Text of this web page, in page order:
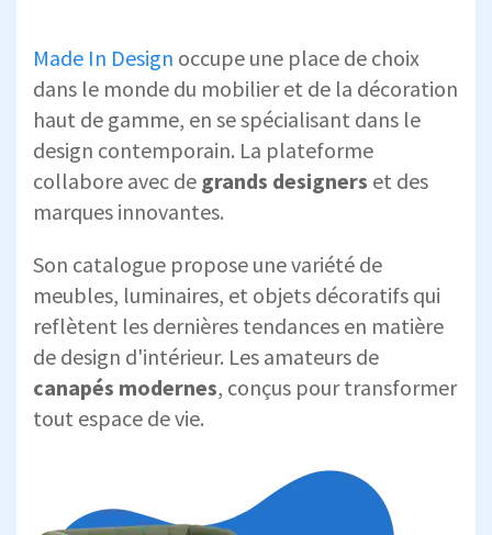
Made In Design occupe une place de choix
dans le monde du mobilier et de la décoration
haut de gamme, en se spécialisant dans le
design contemporain. La plateforme
collabore avec de grands designers et des
marques innovantes.
Son catalogue propose une variété de
meubles, luminaires, et objets décoratifs qui
reflètent les dernières tendances en matière
de design d'intérieur. Les amateurs de
canapés modernes, conçus pour transformer
tout espace de vie.